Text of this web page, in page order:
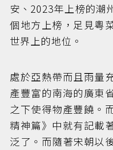
安、2023年上榜的潮
個地方上榜，足見粵
世界上的地位。
處於亞熱帶而且雨量
產豐富的南海的廣東
之下使得物產豐饒。
精神篇》中就有記載
泛了。而隨著宋朝以